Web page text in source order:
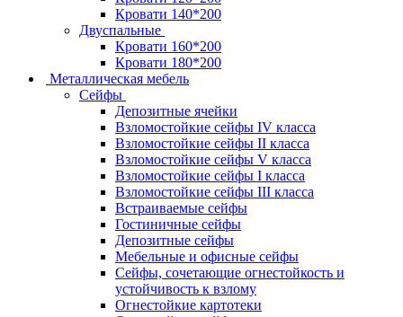
Кровати 140*200
Двуспальные
Кровати 160*200
Кровати 180*200
Металлическая мебель
Сейфы
Депозитные ячейки
Взломостойкие сейфы IV класса
Взломостойкие сейфы II класса
Взломостойкие сейфы V класса
Взломостойкие сейфы I класса
Взломостойкие сейфы III класса
Встраиваемые сейфы
Гостиничные сейфы
Депозитные сейфы
Мебельные и офисные сейфы
Сейфы, сочетающие огнестойкость и
устойчивость к взлому
Огнестойкие картотеки